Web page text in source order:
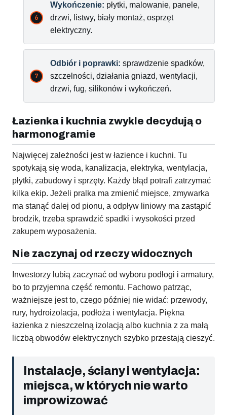
Wykończenie: płytki, malowanie, panele,
drzwi, listwy, biały montaż, osprzęt
elektryczny.
Odbiór i poprawki: sprawdzenie spadków,
szczelności, działania gniazd, wentylacji,
drzwi, fug, silikonów i wykończeń.
Łazienka i kuchnia zwykle decydują o
harmonogramie
Najwięcej zależności jest w łazience i kuchni. Tu
spotykają się woda, kanalizacja, elektryka, wentylacja,
płytki, zabudowy i sprzęty. Każdy błąd potrafi zatrzymać
kilka ekip. Jeżeli pralka ma zmienić miejsce, zmywarka
ma stanąć dalej od pionu, a odpływ liniowy ma zastąpić
brodzik, trzeba sprawdzić spadki i wysokości przed
zakupem wyposażenia.
Nie zaczynaj od rzeczy widocznych
Inwestorzy lubią zaczynać od wyboru podłogi i armatury,
bo to przyjemna część remontu. Fachowo patrząc,
ważniejsze jest to, czego później nie widać: przewody,
rury, hydroizolacja, podłoża i wentylacja. Piękna
łazienka z nieszczelną izolacją albo kuchnia z za małą
liczbą obwodów elektrycznych szybko przestają cieszyć.
Instalacje, ściany i wentylacja:
miejsca, w których nie warto
improwizować